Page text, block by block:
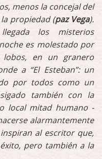
menos la concejal del
propiedad (paz Vega).
los misterios
es molestado por
en un granero
a “El Esteban”: un
por todos como un
también con la
local mitad humano -
alarmantemente
al escritor que,
pero también a la